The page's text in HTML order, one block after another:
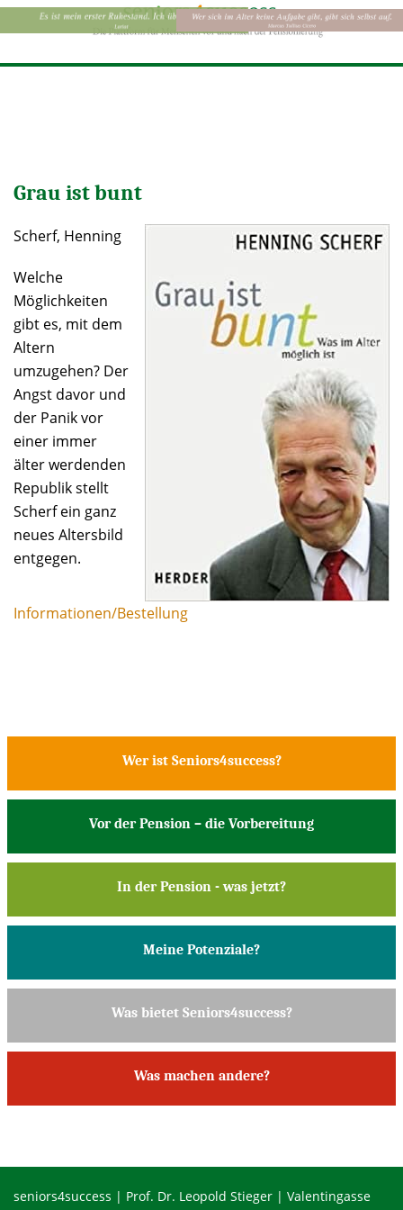
Grau ist bunt
Scherf, Henning
Welche
Möglichkeiten
gibt es, mit dem
Altern
umzugehen? Der
Angst davor und
der Panik vor
einer immer
älter werdenden
Republik stellt
Scherf ein ganz
neues Altersbild
entgegen.
Informationen/Bestellung
Wer ist Seniors4success?
Vor der Pension – die Vorbereitung
In der Pension - was jetzt?
Meine Potenziale?
Was bietet Seniors4success?
Was machen andere?
seniors4success | Prof. Dr. Leopold Stieger | Valentingasse